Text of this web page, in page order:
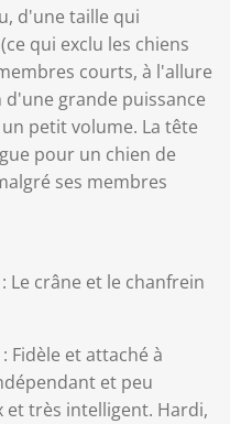
d'une taille qui
qui exclu les chiens
courts, à l'allure
grande puissance
petit volume. La tête
pour un chien de
ses membres
: Le crâne et le chanfrein
: Fidèle et attaché à
et peu
très intelligent. Hardi,